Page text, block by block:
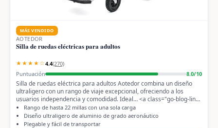
MÁS VENDIDO
AOTEDOR
Silla de ruedas eléctricas para adultos
★★★★☆4.4(270)
Puntuación
8.0/10
Silla de ruedas eléctrica para adultos Aotedor combina un diseño
ultraligero con un rango de viaje excepcional, ofreciendo a los
usuarios independencia y comodidad. Ideal… <a class="go-blog-link"
href="https://guiaortopedica.com/sillas-de-ruedas-electricas-para-
adultos/">Leer más →</a>
Rango de hasta 22 millas con una sola carga
Diseño ultraligero de aluminio de grado aeronáutico
Plegable y fácil de transportar